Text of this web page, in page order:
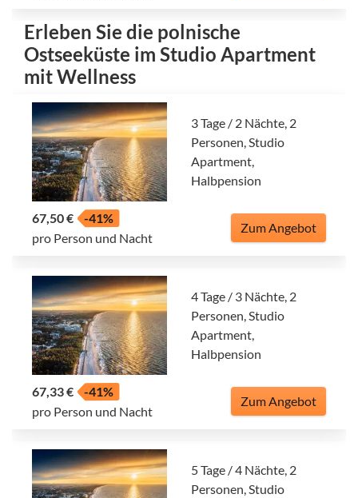
Erleben Sie die polnische
Ostseeküste im Studio Apartment
mit Wellness
3 Tage / 2 Nächte, 2
Personen, Studio
Apartment,
Halbpension
67,50 €
-41%
pro Person und Nacht
Zum Angebot
4 Tage / 3 Nächte, 2
Personen, Studio
Apartment,
Halbpension
67,33 €
-41%
pro Person und Nacht
Zum Angebot
5 Tage / 4 Nächte, 2
Personen, Studio